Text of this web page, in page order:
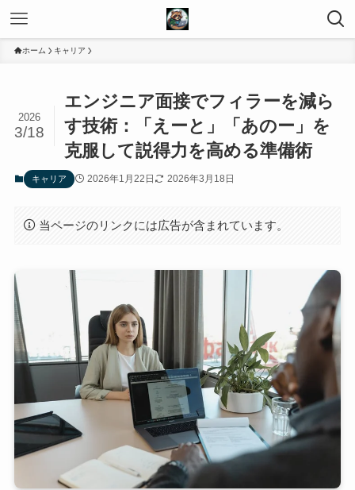
ホーム キャリア
エンジニア面接でフィラーを減ら
す技術：「えーと」「あのー」を
克服して説得力を高める準備術
2026
3/18
キャリア 2026年1月22日 2026年3月18日
当ページのリンクには広告が含まれています。